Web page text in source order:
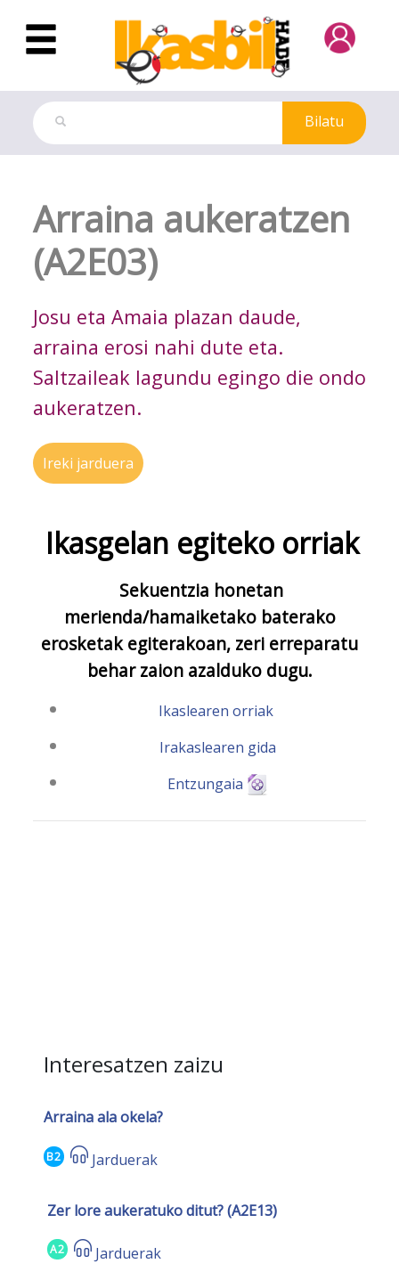
Eduki nagusira joan
Bilatu
Arraina aukeratzen
(A2E03)
Josu eta Amaia plazan daude,
arraina erosi nahi dute eta.
Saltzaileak lagundu egingo die ondo
aukeratzen.
Ireki jarduera
Ikasgelan egiteko orriak
Sekuentzia honetan
merienda/hamaiketako baterako
erosketak egiterakoan, zeri erreparatu
behar zaion azalduko dugu.
Ikaslearen orriak
Irakaslearen gida
Entzungaia
Interesatzen zaizu
Arraina ala okela?
B2 Jarduerak
Zer lore aukeratuko ditut? (A2E13)
A2 Jarduerak